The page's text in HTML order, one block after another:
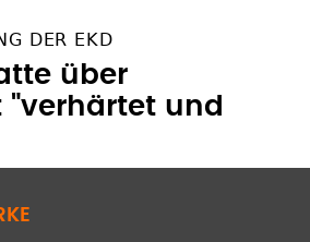
über
und